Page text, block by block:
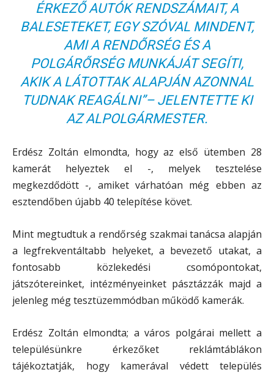
ÉRKEZŐ AUTÓK RENDSZÁMAIT, A
BALESETEKET, EGY SZÓVAL MINDENT,
AMI A RENDŐRSÉG ÉS A
POLGÁRŐRSÉG MUNKÁJÁT SEGÍTI,
AKIK A LÁTOTTAK ALAPJÁN AZONNAL
TUDNAK REAGÁLNI”– JELENTETTE KI
AZ ALPOLGÁRMESTER.
Erdész Zoltán elmondta, hogy az első ütemben 28
kamerát helyeztek el -, melyek tesztelése
megkezdődött -, amiket várhatóan még ebben az
esztendőben újabb 40 telepítése követ.
Mint megtudtuk a rendőrség szakmai tanácsa alapján
a legfrekventáltabb helyeket, a bevezető utakat, a
fontosabb közlekedési csomópontokat,
játszótereinket, intézményeinket pásztázzák majd a
jelenleg még tesztüzemmódban működő kamerák.
Erdész Zoltán elmondta; a város polgárai mellett a
településünkre érkezőket reklámtáblákon
tájékoztatják, hogy kamerával védett település